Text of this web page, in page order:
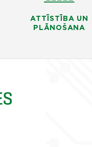
ATTĪSTĪBA UN
PLĀNOŠANA